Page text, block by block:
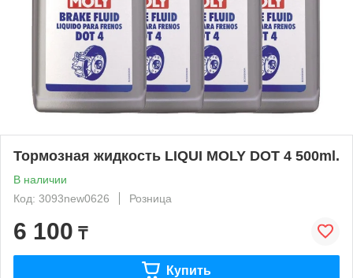
Тормозная жидкость LIQUI MOLY DOT 4 500ml.
В наличии
Код: 3093new0626
Розница
6 100 ₸
Купить